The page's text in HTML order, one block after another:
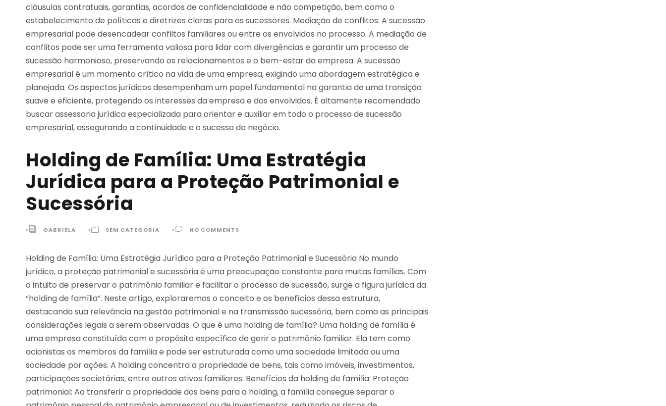
cláusulas contratuais, garantias, acordos de confidencialidade e não competição, bem como o
estabelecimento de políticas e diretrizes claras para os sucessores. Mediação de conflitos: A sucessão
empresarial pode desencadear conflitos familiares ou entre os envolvidos no processo. A mediação de
conflitos pode ser uma ferramenta valiosa para lidar com divergências e garantir um processo de
sucessão harmonioso, preservando os relacionamentos e o bem-estar da empresa. A sucessão
empresarial é um momento crítico na vida de uma empresa, exigindo uma abordagem estratégica e
planejada. Os aspectos jurídicos desempenham um papel fundamental na garantia de uma transição
suave e eficiente, protegendo os interesses da empresa e dos envolvidos. É altamente recomendado
buscar assessoria jurídica especializada para orientar e auxiliar em todo o processo de sucessão
empresarial, assegurando a continuidade e o sucesso do negócio.
Holding de Família: Uma Estratégia
Jurídica para a Proteção Patrimonial e
Sucessória
• GABRIELA • SEM CATEGORIA • NO COMMENTS
Holding de Família: Uma Estratégia Jurídica para a Proteção Patrimonial e Sucessória No mundo
jurídico, a proteção patrimonial e sucessória é uma preocupação constante para muitas famílias. Com
o intuito de preservar o patrimônio familiar e facilitar o processo de sucessão, surge a figura jurídica da
“holding de família”. Neste artigo, exploraremos o conceito e os benefícios dessa estrutura,
destacando sua relevância na gestão patrimonial e na transmissão sucessória, bem como as principais
considerações legais a serem observadas. O que é uma holding de família? Uma holding de família é
uma empresa constituída com o propósito específico de gerir o patrimônio familiar. Ela tem como
acionistas os membros da família e pode ser estruturada como uma sociedade limitada ou uma
sociedade por ações. A holding concentra a propriedade de bens, tais como imóveis, investimentos,
participações societárias, entre outros ativos familiares. Benefícios da holding de família: Proteção
patrimonial: Ao transferir a propriedade dos bens para a holding, a família consegue separar o